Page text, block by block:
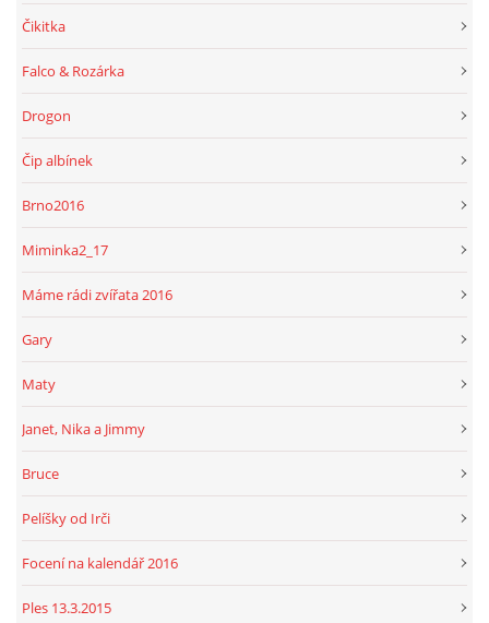
Čikitka
Falco & Rozárka
Drogon
Čip albínek
Brno2016
Miminka2_17
Máme rádi zvířata 2016
Gary
Maty
Janet, Nika a Jimmy
Bruce
Pelíšky od Irči
Focení na kalendář 2016
Ples 13.3.2015